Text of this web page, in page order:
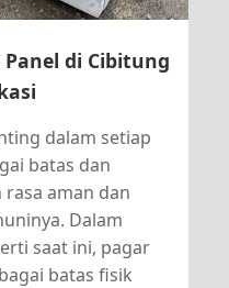
di Cibitung
dalam setiap
batas dan
aman dan
Dalam
saat ini, pagar
batas fisik